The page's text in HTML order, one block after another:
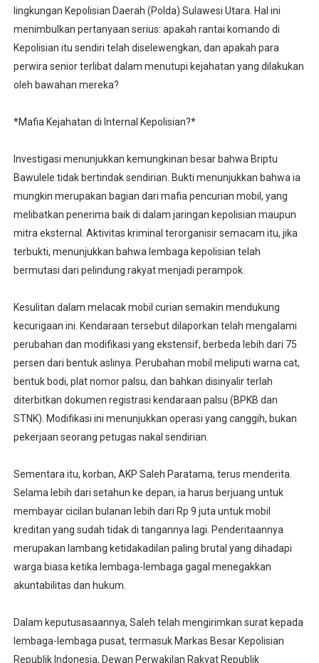
lingkungan Kepolisian Daerah (Polda) Sulawesi Utara. Hal ini
menimbulkan pertanyaan serius: apakah rantai komando di
Kepolisian itu sendiri telah diselewengkan, dan apakah para
perwira senior terlibat dalam menutupi kejahatan yang dilakukan
oleh bawahan mereka?
*Mafia Kejahatan di Internal Kepolisian?*
Investigasi menunjukkan kemungkinan besar bahwa Briptu
Bawulele tidak bertindak sendirian. Bukti menunjukkan bahwa ia
mungkin merupakan bagian dari mafia pencurian mobil, yang
melibatkan penerima baik di dalam jaringan kepolisian maupun
mitra eksternal. Aktivitas kriminal terorganisir semacam itu, jika
terbukti, menunjukkan bahwa lembaga kepolisian telah
bermutasi dari pelindung rakyat menjadi perampok.
Kesulitan dalam melacak mobil curian semakin mendukung
kecurigaan ini. Kendaraan tersebut dilaporkan telah mengalami
perubahan dan modifikasi yang ekstensif, berbeda lebih dari 75
persen dari bentuk aslinya. Perubahan mobil meliputi warna cat,
bentuk bodi, plat nomor palsu, dan bahkan disinyalir terlah
diterbitkan dokumen registrasi kendaraan palsu (BPKB dan
STNK). Modifikasi ini menunjukkan operasi yang canggih, bukan
pekerjaan seorang petugas nakal sendirian.
Sementara itu, korban, AKP Saleh Paratama, terus menderita.
Selama lebih dari setahun ke depan, ia harus berjuang untuk
membayar cicilan bulanan lebih dari Rp 9 juta untuk mobil
kreditan yang sudah tidak di tangannya lagi. Penderitaannya
merupakan lambang ketidakadilan paling brutal yang dihadapi
warga biasa ketika lembaga-lembaga gagal menegakkan
akuntabilitas dan hukum.
Dalam keputusasaannya, Saleh telah mengirimkan surat kepada
lembaga-lembaga pusat, termasuk Markas Besar Kepolisian
Republik Indonesia, Dewan Perwakilan Rakyat Republik